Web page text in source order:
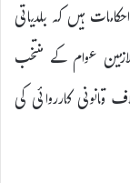
ہیں کہ بلدیاتی
عوام کے منتخب
کارروائی کی